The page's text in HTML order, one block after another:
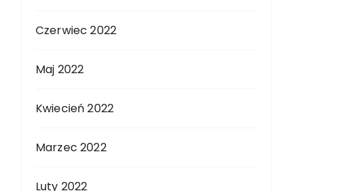
Czerwiec 2022
Maj 2022
Kwiecień 2022
Marzec 2022
Luty 2022